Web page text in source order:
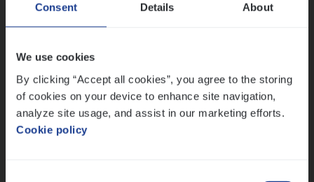
Consent Details About
We use cookies
By clicking “Accept all cookies”, you agree to the storing
of cookies on your device to enhance site navigation,
analyze site usage, and assist in our marketing efforts.
Cookie policy
Sint-Niklaas/Temse
(Agi­le)ITPro­ject Manager
IT, Change & Innovation
Antwerpen